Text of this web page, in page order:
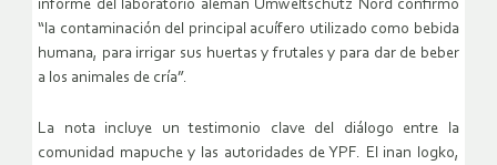
informe del laboratorio alemán Umweltschutz Nord confirmó
“la contaminación del principal acuífero utilizado como bebida
humana, para irrigar sus huertas y frutales y para dar de beber
a los animales de cría”.
La nota incluye un testimonio clave del diálogo entre la
comunidad mapuche y las autoridades de YPF. El inan logko,